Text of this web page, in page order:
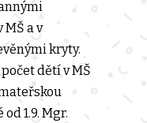
a v
kryty.
dětí v MŠ
mateřskou
1.9. Mgr.